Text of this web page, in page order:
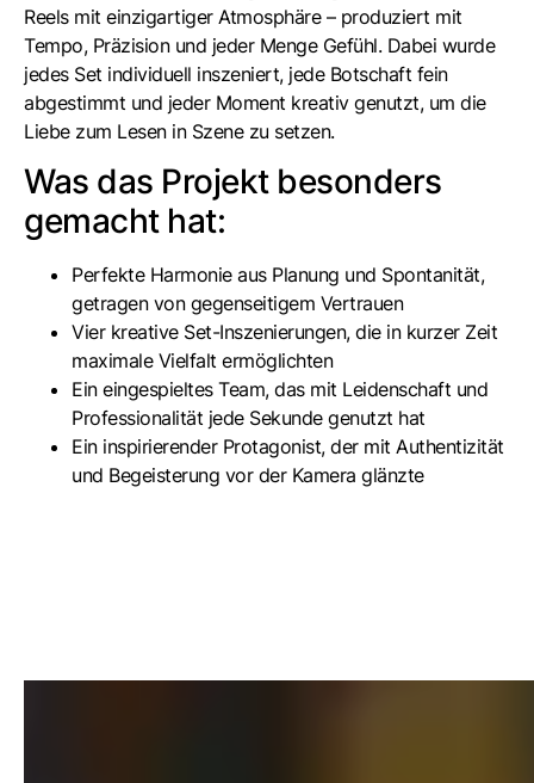
Reels mit einzigartiger Atmosphäre – produziert mit
Tempo, Präzision und jeder Menge Gefühl. Dabei wurde
jedes Set individuell inszeniert, jede Botschaft fein
abgestimmt und jeder Moment kreativ genutzt, um die
Liebe zum Lesen in Szene zu setzen.
Was das Projekt besonders
gemacht hat:
Perfekte Harmonie aus Planung und Spontanität,
getragen von gegenseitigem Vertrauen
Vier kreative Set-Inszenierungen, die in kurzer Zeit
maximale Vielfalt ermöglichten
Ein eingespieltes Team, das mit Leidenschaft und
Professionalität jede Sekunde genutzt hat
Ein inspirierender Protagonist, der mit Authentizität
und Begeisterung vor der Kamera glänzte